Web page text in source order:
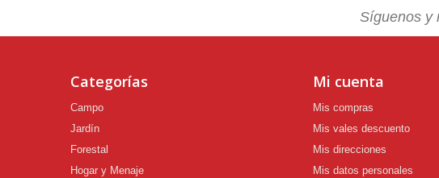
Síguenos y
Categorías
Campo
Jardín
Forestal
Hogar y Menaje
Mi cuenta
Mis compras
Mis vales descuento
Mis direcciones
Mis datos personales